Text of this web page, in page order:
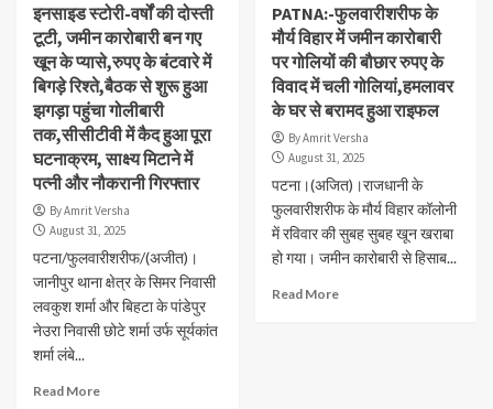
इनसाइड स्टोरी-वर्षों की दोस्ती
टूटी, जमीन कारोबारी बन गए
खून के प्यासे,रुपए के बंटवारे में
बिगड़े रिश्ते,बैठक से शुरू हुआ
झगड़ा पहुंचा गोलीबारी
तक,सीसीटीवी में कैद हुआ पूरा
घटनाक्रम, साक्ष्य मिटाने में
पत्नी और नौकरानी गिरफ्तार
By Amrit Versha
August 31, 2025
पटना/फुलवारीशरीफ/(अजीत)।
जानीपुर थाना क्षेत्र के सिमर निवासी
लवकुश शर्मा और बिहटा के पांडेपुर
नेउरा निवासी छोटे शर्मा उर्फ सूर्यकांत
शर्मा लंबे...
Read More
PATNA:-फुलवारीशरीफ के
मौर्य विहार में जमीन कारोबारी
पर गोलियों की बौछार रुपए के
विवाद में चली गोलियां,हमलावर
के घर से बरामद हुआ राइफल
By Amrit Versha
August 31, 2025
पटना।(अजित)।राजधानी के
फुलवारीशरीफ के मौर्य विहार कॉलोनी
में रविवार की सुबह सुबह खून खराबा
हो गया। जमीन कारोबारी से हिसाब...
Read More